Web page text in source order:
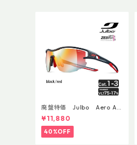
廃盤特価 Julbo Aero Asi
anFit
¥11,880
40%OFF